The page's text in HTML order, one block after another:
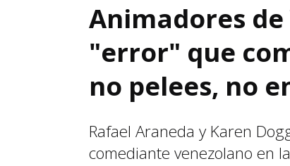
Animadores
"error" que
no pelees, no
Rafael Araneda y Karen
comediante venezolano en